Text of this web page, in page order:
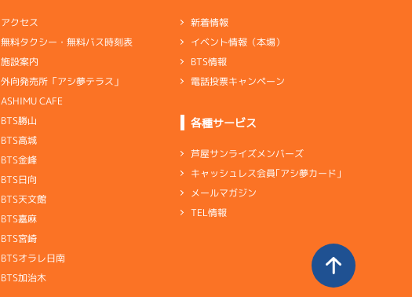
アクセス
無料タクシー・無料バス時刻表
施設案内
外向発売所「アシ夢テラス」
ASHIMU CAFE
BTS勝山
BTS高城
BTS金峰
BTS日向
BTS天文館
BTS嘉麻
BTS宮崎
BTSオラレ日南
BTS加治木
新着情報
イベント情報（本場）
BTS情報
電話投票キャンペーン
各種サービス
芦屋サンライズメンバーズ
キャッシュレス会員｢アシ夢カード｣
メールマガジン
TEL情報